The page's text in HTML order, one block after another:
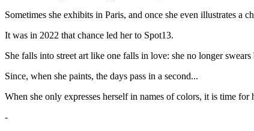
Sometimes she exhibits in Paris, and once she even illustrates a
It was in 2022 that chance led her to Spot13.
She falls into street art like one falls in love: she no longer
Since, when she paints, the days pass in a second...
When she only expresses herself in names of colors, it is time for
-